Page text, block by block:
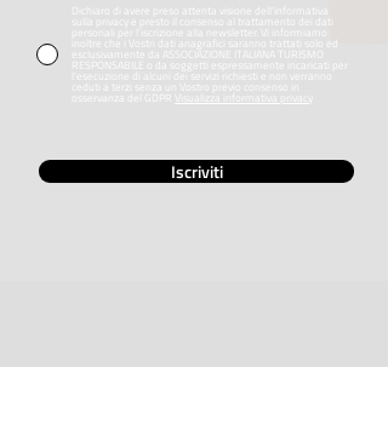
Dichiaro di avere preso attenta visione dell’informativa
sulla privacy e presto il consenso al trattamento dei dati
personali per l’iscrizione alla newsletter. Vi informiamo
inoltre che i Vostri dati anagrafici saranno trattati solo ed
esclusivamente da ASSOCIAZIONE ITALIANA TURISMO
RESPONSABILE o da soggetti espressamente incaricati per
l’esecuzione di alcuni dei servizi richiesti e non verranno
ceduti a terzi senza un Vostro previo consenso in
osservanza del GDPR Visualizza informativa privacy
Iscriviti